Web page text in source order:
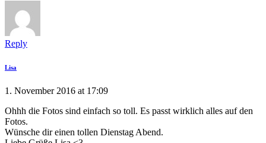
Reply
Lisa
1. November 2016 at 17:09
Ohhh die Fotos sind einfach so toll. Es passt wirklich alles auf den
Fotos.
Wünsche dir einen tollen Dienstag Abend.